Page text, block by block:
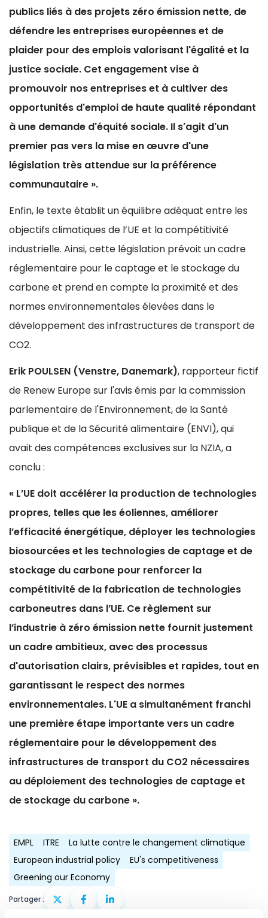
publics liés à des projets zéro émission nette, de
défendre les entreprises européennes et de
plaider pour des emplois valorisant l'égalité et la
justice sociale. Cet engagement vise à
promouvoir nos entreprises et à cultiver des
opportunités d'emploi de haute qualité répondant
à une demande d'équité sociale. Il s'agit d'un
premier pas vers la mise en œuvre d'une
législation très attendue sur la préférence
communautaire ».
Enfin, le texte établit un équilibre adéquat entre les
objectifs climatiques de l’UE et la compétitivité
industrielle. Ainsi, cette législation prévoit un cadre
réglementaire pour le captage et le stockage du
carbone et prend en compte la proximité et des
normes environnementales élevées dans le
développement des infrastructures de transport de
CO2.
Erik POULSEN (Venstre, Danemark), rapporteur fictif
de Renew Europe sur l'avis émis par la commission
parlementaire de l'Environnement, de la Santé
publique et de la Sécurité alimentaire (ENVI), qui
avait des compétences exclusives sur la NZIA, a
conclu :
« L’UE doit accélérer la production de technologies
propres, telles que les éoliennes, améliorer
l’efficacité énergétique, déployer les technologies
biosourcées et les technologies de captage et de
stockage du carbone pour renforcer la
compétitivité de la fabrication de technologies
carboneutres dans l’UE. Ce règlement sur
l’industrie à zéro émission nette fournit justement
un cadre ambitieux, avec des processus
d'autorisation clairs, prévisibles et rapides, tout en
garantissant le respect des normes
environnementales. L'UE a simultanément franchi
une première étape importante vers un cadre
réglementaire pour le développement des
infrastructures de transport du CO2 nécessaires
au déploiement des technologies de captage et
de stockage du carbone ».
EMPL ITRE
La lutte contre le changement climatique
European industrial policy
EU's competitiveness
Greening our Economy
Partager :